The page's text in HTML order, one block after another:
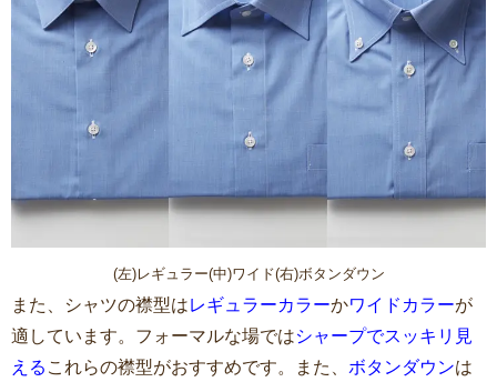
(左)レギュラー(中)ワイド(右)ボタンダウン
また、シャツの襟型は レギュラーカラーかワイドカラーが
適しています。フォーマルな場ではシャープでスッキリ見
える これらの襟型がおすすめです。また、 ボタンダウンは